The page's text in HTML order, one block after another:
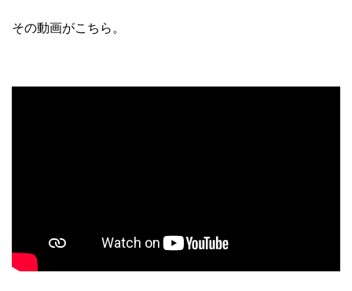
その動画がこちら。